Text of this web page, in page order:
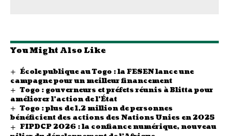
You Might Also Like
École publique au Togo : la FESEN lance une
campagne pour un meilleur financement
Togo : gouverneurs et préfets réunis à Blitta pour
améliorer l’action de l’État
Togo : plus de 1,2 million de personnes
bénéficient des actions des Nations Unies en 2025
FIPDCP 2026 : la confiance numérique, nouveau